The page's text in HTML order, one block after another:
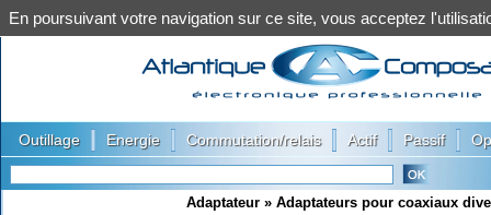
Outillage Energie Commutation/relais Actif Passif
Adaptateur » Adaptateurs pour coaxiaux
En poursuivant votre navigation sur ce site, vous acceptez